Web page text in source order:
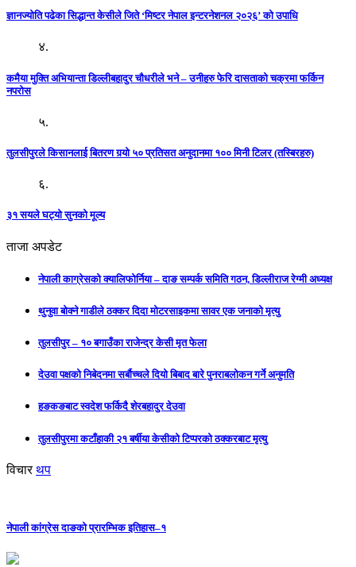
ज्ञानज्योति पढेका सिद्धान्त केसीले जिते ‘मिष्टर नेपाल इन्टरनेशनल २०२६’ को उपाधि
४.
कमैया मुक्ति अभियान्ता डिल्लीबहादुर चौधरीले भने – उनीहरु फेरि दासताको चक्रमा फर्किन
नपरोस
५.
तुलसीपुरले किसानलाई बितरण गर्‍यो ५० प्रतिसत अनुदानमा १०० मिनी टिलर (तस्बिरहरु)
६.
३१ सयले घट्यो सुनको मूल्य
ताजा अपडेट
नेपाली काग्रेसको क्यालिफोर्निया – दाङ सम्पर्क समिति गठन, डिल्लीराज रेग्मी अध्यक्ष
थुनुवा बोक्ने गाडीले ठक्कर दिदा मोटरसाइकमा सावर एक जनाको मृत्यु
तुलसीपुर – १० बगाउँका राजेन्द्र केसी मृत फेला
देउवा पक्षको निबेदनमा सर्बौच्चले दियो बिबाद बारे पुनराबलोकन गर्ने अनुमति
हङकङबाट स्वदेश फर्किदै शेरबहादुर देउवा
तुलसीपुरमा कटाँहाकी २१ बर्षीया केसीको टिप्परको ठक्करबाट मृत्यु
विचार थप
नेपाली कांग्रेस दाङको प्रारम्भिक इतिहास–१